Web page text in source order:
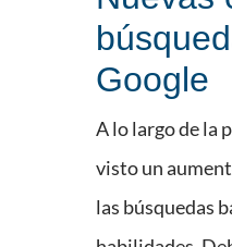
Google
A lo largo de la
visto un
las búsquedas